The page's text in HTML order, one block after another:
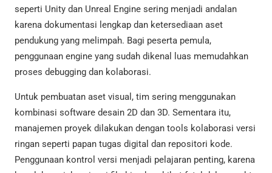
seperti Unity dan Unreal Engine sering menjadi andalan
karena dokumentasi lengkap dan ketersediaan aset
pendukung yang melimpah. Bagi peserta pemula,
penggunaan engine yang sudah dikenal luas memudahkan
proses debugging dan kolaborasi.
Untuk pembuatan aset visual, tim sering menggunakan
kombinasi software desain 2D dan 3D. Sementara itu,
manajemen proyek dilakukan dengan tools kolaborasi versi
ringan seperti papan tugas digital dan repositori kode.
Penggunaan kontrol versi menjadi pelajaran penting, karena